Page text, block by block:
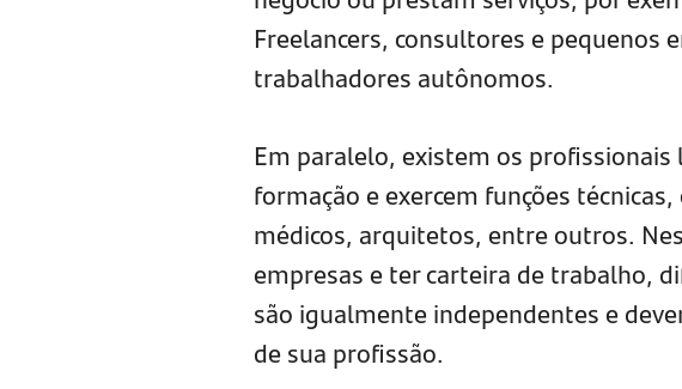
Freelancers, consultores e pequenos
trabalhadores autônomos.
Em paralelo, existem os
formação e exercem funções
médicos, arquitetos, entre outros.
empresas e ter carteira de trabalho,
são igualmente independentes e
de sua profissão.